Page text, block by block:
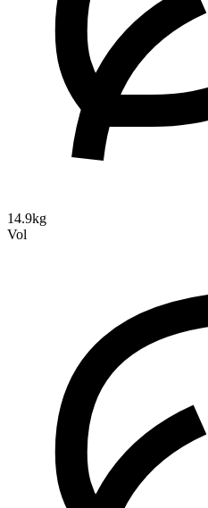
14.9kg
Vol